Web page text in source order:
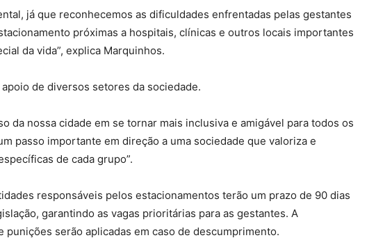
já que reconhecemos as dificuldades enfrentadas pelas gestantes
próximas a hospitais, clínicas e outros locais importantes
da vida”, explica Marquinhos.
de diversos setores da sociedade.
da nossa cidade em se tornar mais inclusiva e amigável para todos os
passo importante em direção a uma sociedade que valoriza e
de cada grupo”.
responsáveis pelos estacionamentos terão um prazo de 90 dias
garantindo as vagas prioritárias para as gestantes. A
punições serão aplicadas em caso de descumprimento.